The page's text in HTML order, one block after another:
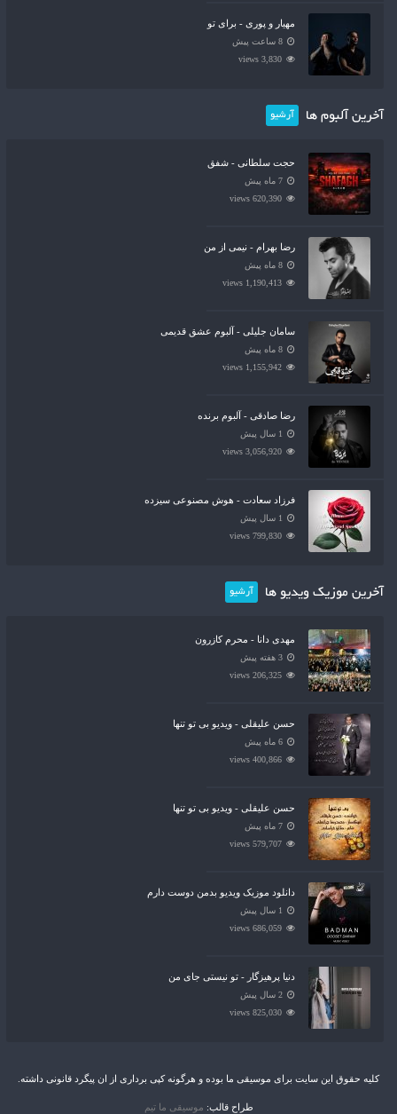
مهیار و پوری - برای تو
8 ساعت پیش
3,830 views
آخرین آلبوم ها آرشیو
حجت سلطانی - شفق
7 ماه پیش
620,390 views
رضا بهرام - نیمی از من
8 ماه پیش
1,190,413 views
سامان جلیلی - آلبوم عشق قدیمی
8 ماه پیش
1,155,942 views
رضا صادقی - آلبوم برنده
1 سال پیش
3,056,920 views
فرزاد سعادت - هوش مصنوعی سیزده
1 سال پیش
799,830 views
آخرین موزیک ویدیو ها آرشیو
مهدی دانا - محرم کازرون
3 هفته پیش
206,325 views
حسن علیقلی - ویدیو بی تو تنها
6 ماه پیش
400,866 views
حسن علیقلی - ویدیو بی تو تنها
7 ماه پیش
579,707 views
دانلود موزیک ویدیو بدمن دوست دارم
1 سال پیش
686,059 views
دنیا پرهیزگار - تو نیستی جای من
2 سال پیش
825,030 views
کلیه حقوق این سایت برای موسیقی ما بوده و هرگونه کپی برداری از ان پیگرد قانونی داشته.
طراح قالب: موسیقی ما تیم